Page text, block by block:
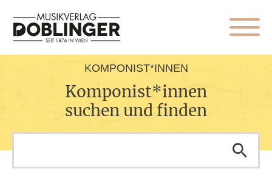
KOMPONIST*INNEN
Komponist*innen
suchen und finden